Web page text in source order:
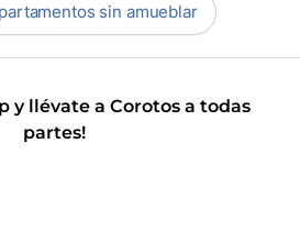
sin amueblar
y llévate a Corotos a todas
partes!